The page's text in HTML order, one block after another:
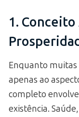
1.
Enquanto muitas
apenas ao
completo
existência.